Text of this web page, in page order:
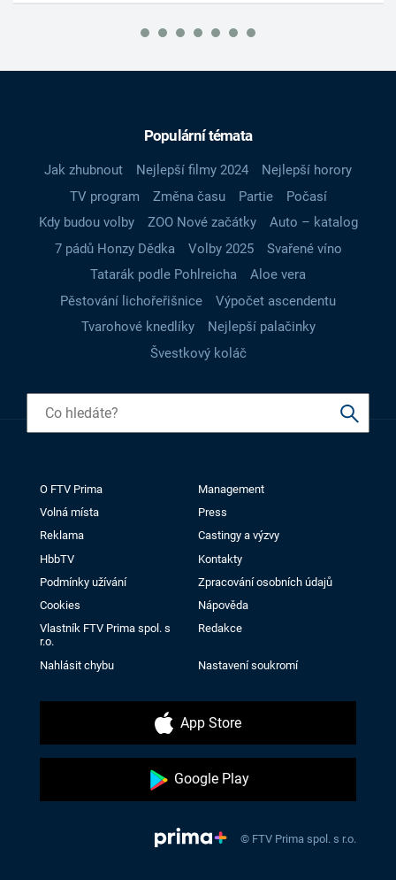
Populární témata
Jak zhubnout Nejlepší filmy 2024
Nejlepší horory
TV program
Změna času Partie
Počasí
Kdy budou volby
ZOO Nové začátky
Auto – katalog
7 pádů Honzy Dědka
Volby 2025
Svařené víno
Tatarák podle Pohlreicha
Aloe vera
Pěstování lichořeřišnice
Výpočet ascendentu
Tvarohové knedlíky
Nejlepší palačinky
Švestkový koláč
O FTV Prima
Management
Volná místa
Press
Reklama
Castingy a výzvy
HbbTV
Kontakty
Podmínky užívání
Zpracování osobních údajů
Cookies
Nápověda
Vlastník FTV Prima spol. s
r.o.
Redakce
Nahlásit chybu Nastavení soukromí
App Store
Google Play
© FTV Prima spol. s r.o.